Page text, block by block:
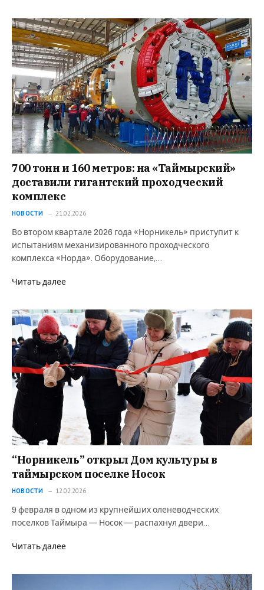
700 тонн и 160 метров: на «Таймырский»
доставили гигантский проходческий
комплекс⁠
НОВОСТИ 21.02.2026
Во втором квартале 2026 года «Норникель» приступит к
испытаниям механизированного проходческого
комплекса «Норда». Оборудование,…
Читать далее
“Норникель” открыл Дом культуры в
таймырском поселке Носок
НОВОСТИ 12.02.2026
9 февраля в одном из крупнейших оленеводческих
поселков Таймыра — Носок — распахнул двери…
Читать далее